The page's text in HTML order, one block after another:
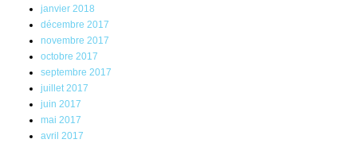
janvier 2018
décembre 2017
novembre 2017
octobre 2017
septembre 2017
juillet 2017
juin 2017
mai 2017
avril 2017